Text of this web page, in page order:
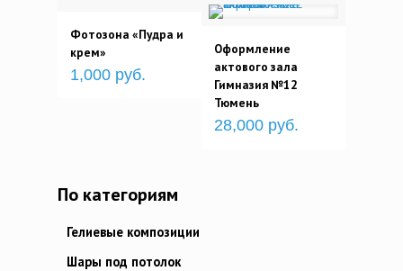
Фотозона «Пудра и
крем»
1,000 руб.
Оформление
актового зала
Гимназия №12
Тюмень
28,000 руб.
По категориям
Гелиевые композиции
Шары под потолок